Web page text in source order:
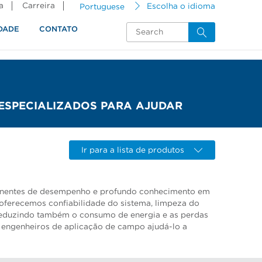
Portuguese Escolha o idioma
Carreira
CONTATO
PARA AJUDAR
Ir para a lista de produtos
de desempenho e profundo conhecimento em
confiabilidade do sistema, limpeza do
também o consumo de energia e as perdas
de aplicação de campo ajudá-lo a